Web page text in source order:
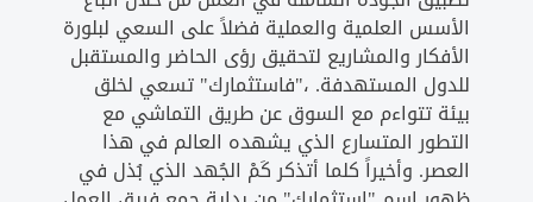
الأسس العلمية والعملية فضلاً على السعي لبلورة
الأفكار والمشاريع لتحقيق رؤى الحاضر والمستقبل
للدول المستهدفة. ،"فاستثمارك" تسعي لخلق
بيئة تتواءم مع السوق عن طريق التماشي مع
التطور المتسارع الذي يشهده العالم في هذا
العصر. وأخيراً كلما أتذكر كَمْ الجُهد الذي بُذل في